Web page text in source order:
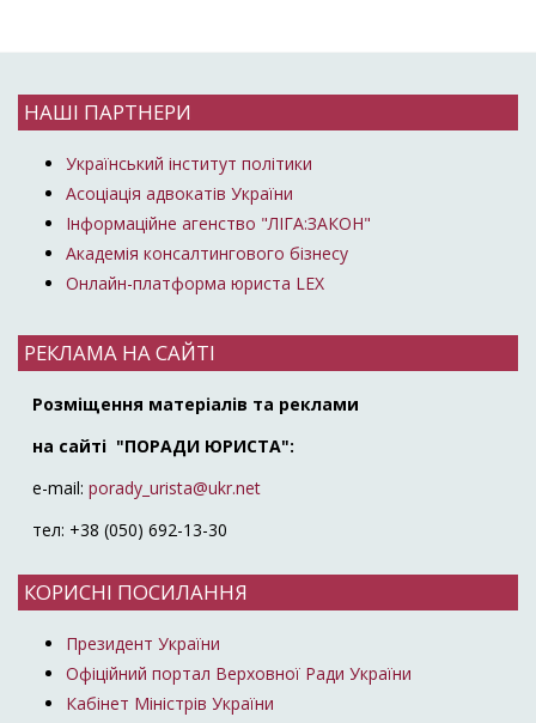
НАШІ ПАРТНЕРИ
Український інститут політики
Асоціація адвокатів України
Інформаційне агенство "ЛІГА:ЗАКОН"
Академія консалтингового бізнесу
Онлайн-платформа юриста LEX
РЕКЛАМА НА САЙТІ
Розміщення матеріалів та реклами
на сайті "ПОРАДИ ЮРИСТА":
e-mail: porady_urista@ukr.net
тел: +38 (050) 692-13-30
КОРИСНІ ПОСИЛАННЯ
Президент України
Офіційний портал Верховної Ради України
Кабінет Міністрів України